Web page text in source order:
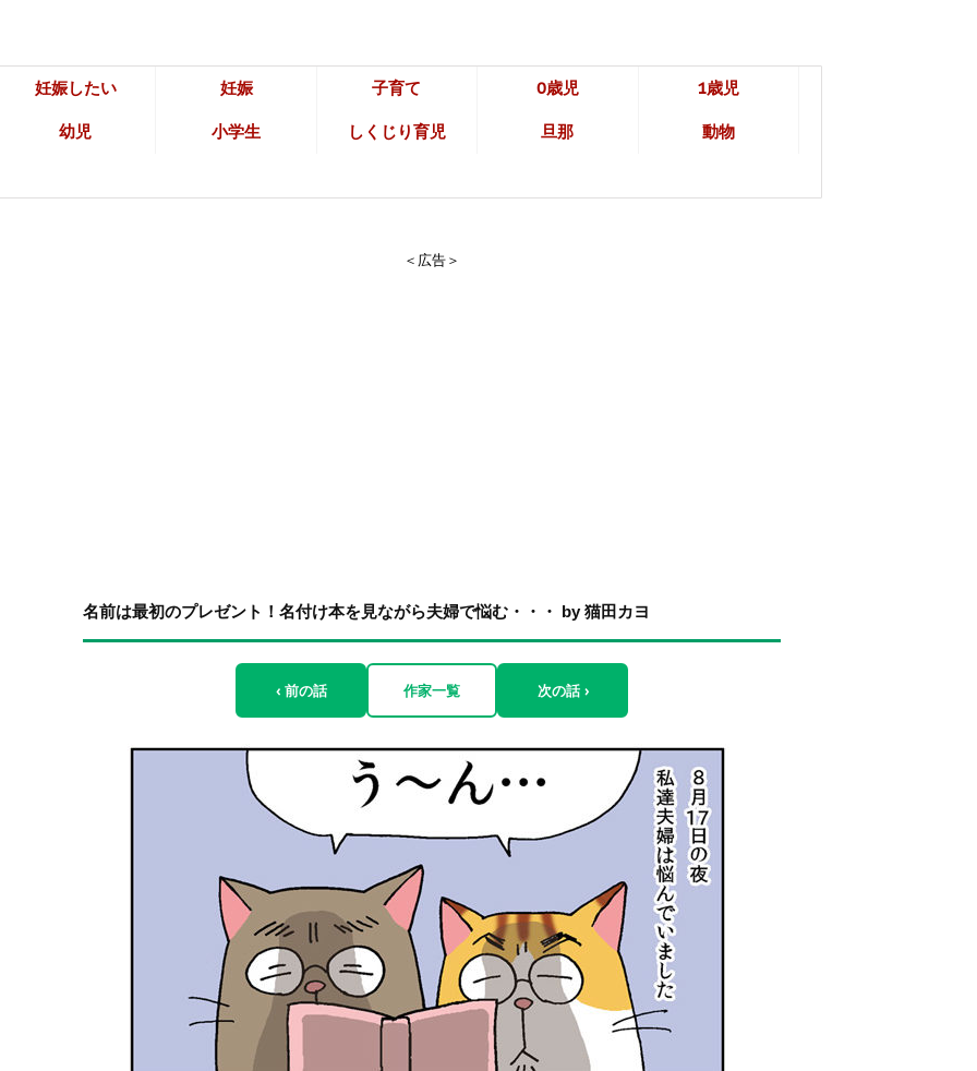
妊娠したい 妊娠 子育て 0歳児 1歳児
幼児 小学生 しくじり育児 旦那 動物
＜広告＞
名前は最初のプレゼント！名付け本を見ながら夫婦で悩む・・・ by 猫田カヨ
‹ 前の話 作家一覧 次の話 ›